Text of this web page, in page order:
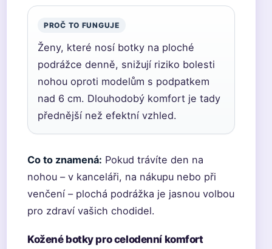
PROČ TO FUNGUJE
Ženy, které nosí botky na ploché
podrážce denně, snižují riziko bolesti
nohou oproti modelům s podpatkem
nad 6 cm. Dlouhodobý komfort je tady
přednější než efektní vzhled.
Co to znamená: Pokud trávíte den na
nohou – v kanceláři, na nákupu nebo při
venčení – plochá podrážka je jasnou volbou
pro zdraví vašich chodidel.
Kožené botky pro celodenní komfort